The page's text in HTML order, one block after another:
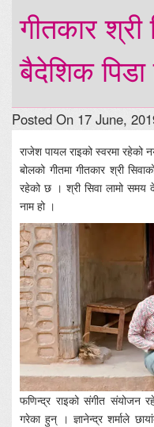
गीतकार श्री
बैदेशिक पिडा
Posted On 17 June,
राजेश पायल राइको स्वरमा रहेको
बोलको गीतमा गीतकार श्री
रहेको छ । श्री सिवा लामो समय
नाम हो ।
फणिन्द्र राइको संगीत संयोजन
गरेका हुन् । ज्ञानेन्द्र शर्माले